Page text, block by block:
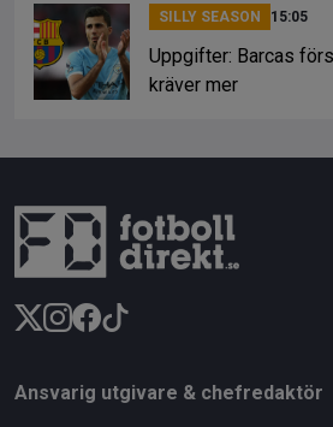
SILLY SEASON 15:05
Uppgifter: Barcas
kräver mer
Ansvarig utgivare & chefredaktör